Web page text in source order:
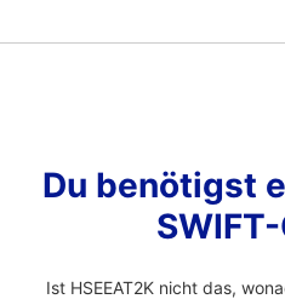
Du benötigst
Ist HSEEAT2K nicht das,